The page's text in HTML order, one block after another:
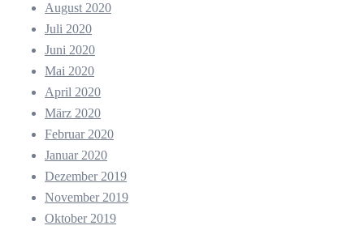
August 2020
Juli 2020
Juni 2020
Mai 2020
April 2020
März 2020
Februar 2020
Januar 2020
Dezember 2019
November 2019
Oktober 2019